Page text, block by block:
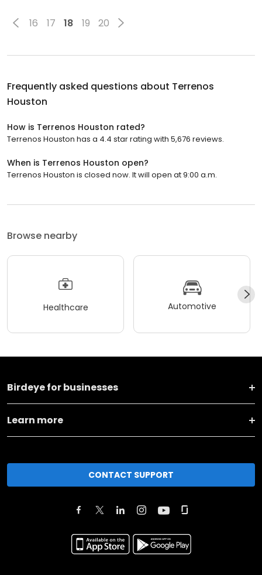
16 17 18 19 20
Frequently asked questions about Terrenos
Houston
How is Terrenos Houston rated?
Terrenos Houston has a 4.4 star rating with 5,676 reviews.
When is Terrenos Houston open?
Terrenos Houston is closed now. It will open at 9:00 a.m.
Browse nearby
Healthcare Automotive
Birdeye for businesses
Learn more
CONTACT SUPPORT